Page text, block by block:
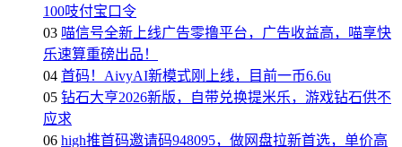
100吱付宝口令
03 喵信号全新上线广告零撸平台，广告收益高，喵享快
乐速算重磅出品！
04 首码！AivyAI新模式刚上线，目前一币6.6u
05 钻石大亨2026新版，自带兑换提米乐，游戏钻石供不
应求
06 high推首码邀请码948095，做网盘拉新首选，单价高